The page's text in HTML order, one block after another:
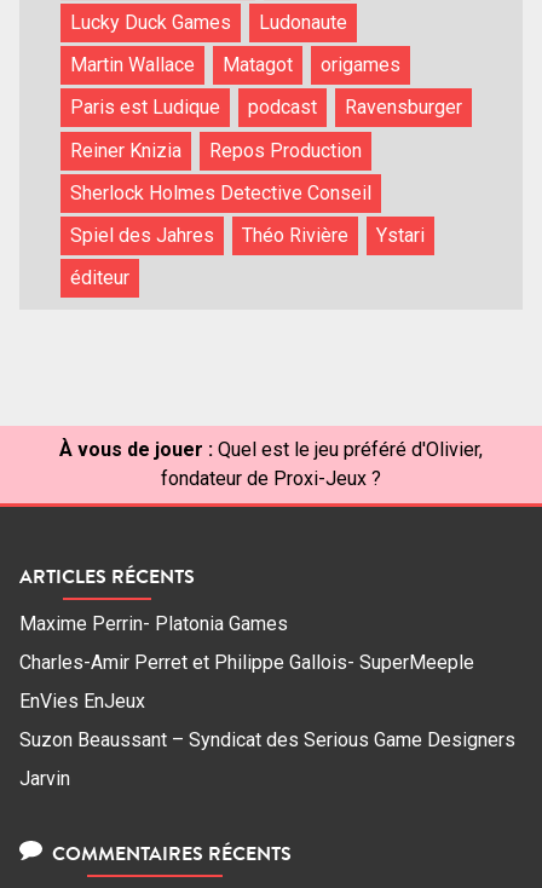
Lucky Duck Games
Ludonaute
Martin Wallace
Matagot
origames
Paris est Ludique
podcast
Ravensburger
Reiner Knizia
Repos Production
Sherlock Holmes Detective Conseil
Spiel des Jahres
Théo Rivière
Ystari
éditeur
À vous de jouer : Quel est le jeu préféré d'Olivier,
fondateur de Proxi-Jeux ?
ARTICLES RÉCENTS
Maxime Perrin- Platonia Games
Charles-Amir Perret et Philippe Gallois- SuperMeeple
EnVies EnJeux
Suzon Beaussant – Syndicat des Serious Game Designers
Jarvin
COMMENTAIRES RÉCENTS